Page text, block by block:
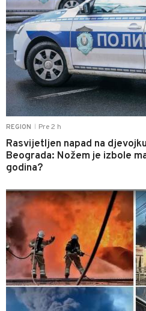
REGION Pre 2 h
Rasvijetljen napad na
Beograda: Nožem je izbole
godina?